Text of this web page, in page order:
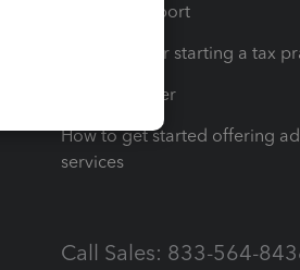
Learn & Support
Resources for starting a tax
Tax Pro Center
How to get started offering
services
Call Sales: 833-564-